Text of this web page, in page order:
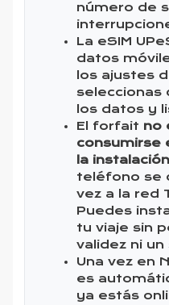
número de
La eSIM
datos
los ajustes
seleccionas
los datos y
El forfait no
consumirse
la instalación
teléfono se
vez a la red
Puedes
tu viaje sin
validez ni un
Una vez en
es
ya estás